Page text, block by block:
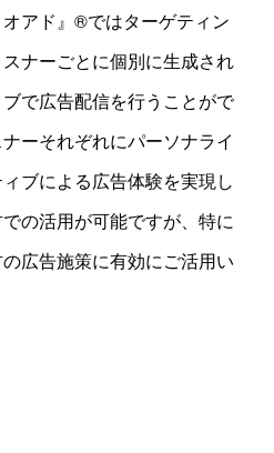
オアド』®ではターゲティン
ナーごとに個別に生成され
で広告配信を行うことがで
ーそれぞれにパーソナライ
ブによる広告体験を実現し
の活用が可能ですが、特に
広告施策に有効にご活用い